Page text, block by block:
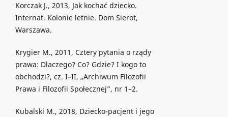
Korczak J., 2013, Jak kochać dziecko.
Internat. Kolonie letnie. Dom Sierot,
Warszawa.
Krygier M., 2011, Cztery pytania o rządy
prawa: Dlaczego? Co? Gdzie? I kogo to
obchodzi?, cz. I–II, „Archiwum Filozofii
Prawa i Filozofii Społecznej”, nr 1–2.
Kubalski M., 2018, Dziecko-pacjent i jego